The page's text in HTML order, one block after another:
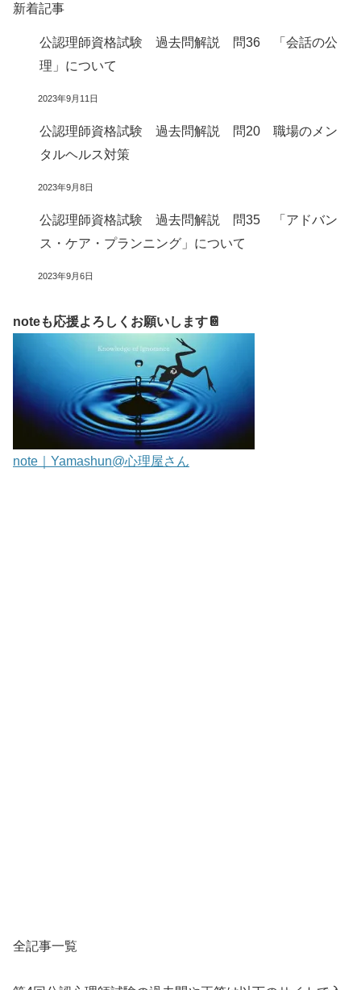
新着記事
公認理師資格試験 過去問解説 問36 「会話の公
理」について
2023年9月11日
公認理師資格試験 過去問解説 問20 職場のメン
タルヘルス対策
2023年9月8日
公認理師資格試験 過去問解説 問35 「アドバン
ス・ケア・プランニング」について
2023年9月6日
noteも応援よろしくお願いします📔
note｜Yamashun@心理屋さん
全記事一覧